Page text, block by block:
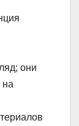
они
на